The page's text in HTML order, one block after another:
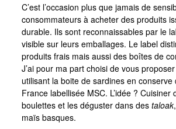
C’est l’occasion plus que jamais de
consommateurs à acheter des produits
durable. Ils sont reconnaissables par le
visible sur leurs emballages. Le label
produits frais mais aussi des boîtes de
J’ai pour ma part choisi de vous
utilisant la boite de sardines en conserve
France labellisée MSC. L’idée ? Cuisiner
boulettes et les déguster dans des taloak
maïs basques.